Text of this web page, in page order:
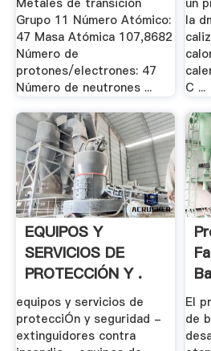
Metales de transición
Grupo 11 Número Atómico:
47 Masa Atómica 107,8682
Número de
protones/electrones: 47
Número de neutrones ...
un
la
C ...
EQUIPOS Y
SERVICIOS DE
PROTECCIÓN Y .
equipos y servicios de
protecciÓn y seguridad -
extinguidores contra
...
El
de